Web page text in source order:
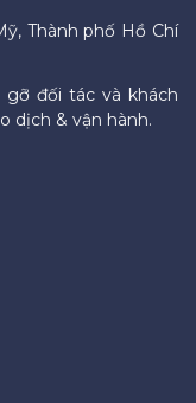
Thành phố Hồ Chí
gỡ đối tác và khách
dịch & vận hành.